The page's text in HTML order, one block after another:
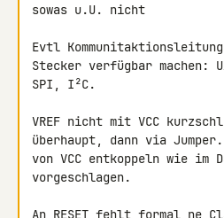
sowas u.U. nicht
Evtl
Stecker verfügbar machen:
SPI, I²C.
VREF nicht mit VCC
überhaupt, dann via Jumper.
von VCC entkoppeln wie im
vorgeschlagen.
An RESET fehlt formal ne